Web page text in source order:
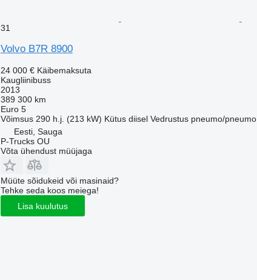
31
Volvo B7R 8900
24 000 € Käibemaksuta
Kaugliinibuss
2013
389 300 km
Euro 5
Võimsus 290 h.j. (213 kW) Kütus diisel Vedrustus pneumo/pneumo
Eesti, Sauga
P-Trucks OU
Võta ühendust müüjaga
Müüte sõidukeid või masinaid?
Tehke seda koos meiega!
Lisa kuulutus